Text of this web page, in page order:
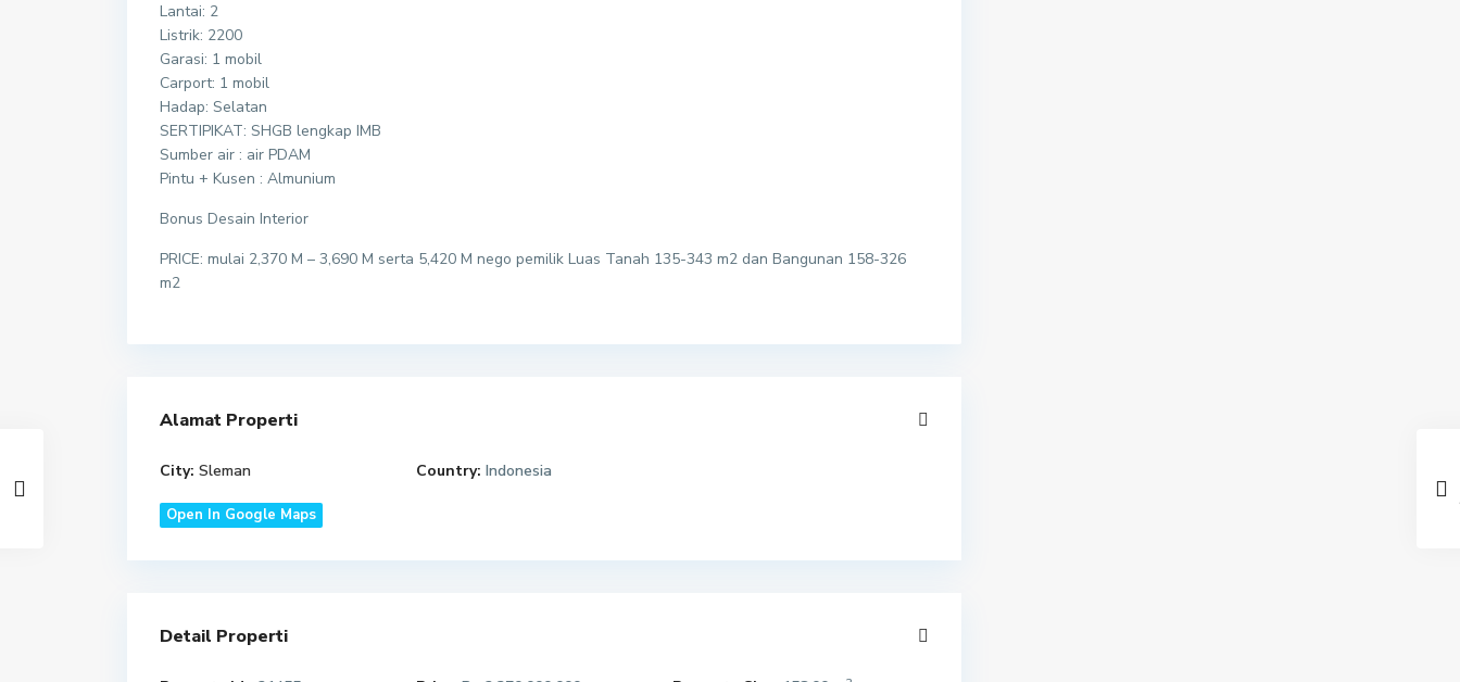
Lantai: 2
Listrik: 2200
Garasi: 1 mobil
Carport: 1 mobil
Hadap: Selatan
SERTIPIKAT: SHGB lengkap IMB
Sumber air : air PDAM
Pintu + Kusen : Almunium
Bonus Desain Interior
PRICE: mulai 2,370 M – 3,690 M serta 5,420 M nego pemilik Luas Tanah 135-343 m2 dan Bangunan 158-326
m2
Alamat Properti
City: Sleman Country: Indonesia
Open In Google Maps
Detail Properti